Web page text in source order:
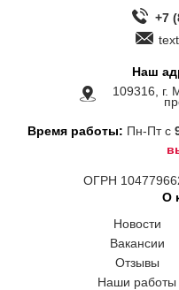
+7
Наш
109316, г.
Время работы: Пн-Пт с
ОГРН
О
Новости
Вакансии
Отзывы
Наши работы